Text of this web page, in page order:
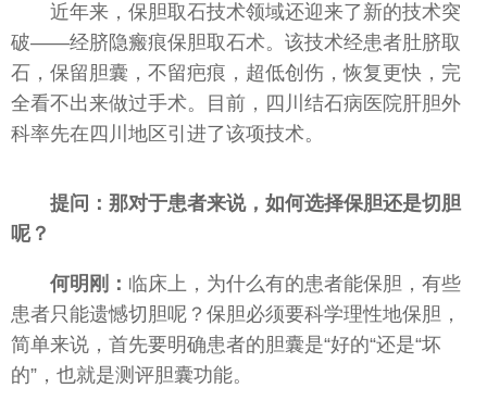
近年来，保胆取石技术领域还迎来了新的技术突
破——经脐隐瘢痕保胆取石术。该技术经患者肚脐取
石，保留胆囊，不留疤痕，超低创伤，恢复更快，完
全看不出来做过手术。目前，四川结石病医院肝胆外
科率先在四川地区引进了该项技术。
提问：那对于患者来说，如何选择保胆还是切胆
呢？
何明刚： 临床上，为什么有的患者能保胆，有些
患者只能遗憾切胆呢？保胆必须要科学理性地保胆，
简单来说，首先要明确患者的胆囊是“好的“还是“坏
的”，也就是测评胆囊功能。